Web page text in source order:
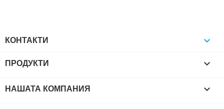
КОНТАКТИ 
ПРОДУКТИ 
НАШАТА КОМПАНИЯ 